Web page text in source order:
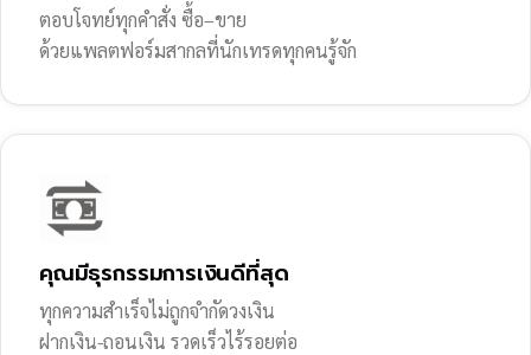
ตอบโจทย์ทุกคำสั่ง ซื้อ–ขาย
ด้วยแพลตฟอร์มสากลที่นักเทรดทุกคนรู้จัก
คุณมีธุรกรรมการเงินดีที่สุด
ทุกความสำเร็จไม่ถูกจำกัดวงเงิน
ฝากเงิน-ถอนเงิน รวดเร็วไร้รอยต่อ